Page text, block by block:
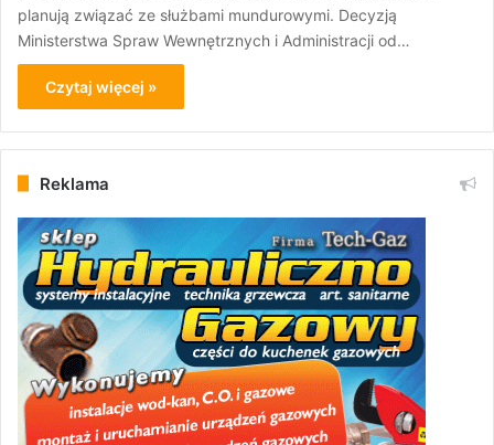
planują związać ze służbami mundurowymi. Decyzją
Ministerstwa Spraw Wewnętrznych i Administracji od…
Czytaj więcej »
Reklama